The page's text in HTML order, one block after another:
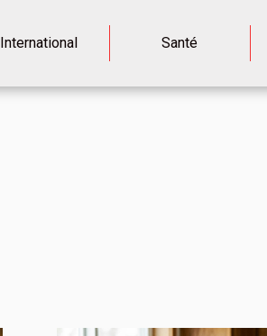
International Santé